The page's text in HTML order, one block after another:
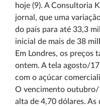
hoje (9). A Consultoria
jornal, que uma
do país para até 33,3
inicial de mais de 38
Em Londres, os preços
ontem. A tela agosto/
com o açúcar
O vencimento outubro/
alta de 4,70 dólares. As